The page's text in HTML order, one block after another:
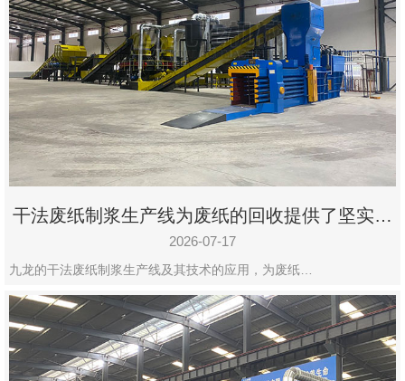
案
动
态联
系
郑
州
市
设
有
限
公
干法废纸制浆生产线为废纸的回收提供了坚实的
保障
2026-07-17
九龙的干法废纸制浆生产线及其技术的应用，为废纸…